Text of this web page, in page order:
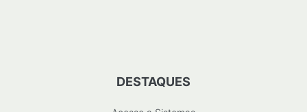
DESTAQUES